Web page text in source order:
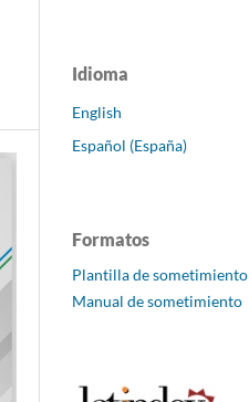
Idioma
English
Español (España)
Formatos
Plantilla de sometimiento
Manual de sometimiento